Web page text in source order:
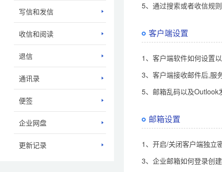
写信和发信
收信和阅读
退信
通讯录
便签
企业网盘
更新记录
5、通过搜索或者收信规
客户端设置
1、客户端软件如何设置
3、客户端接收邮件后,服
5、邮箱乱码以及Outlook
邮箱设置
1、开启/关闭客户端独立
3、企业邮箱如何登录创